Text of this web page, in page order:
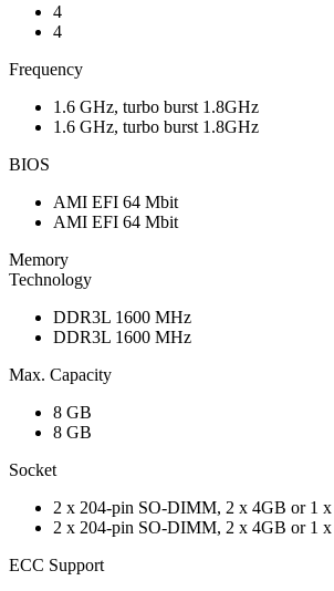
4
4
Frequency
1.6 GHz, turbo burst 1.8GHz
1.6 GHz, turbo burst 1.8GHz
BIOS
AMI EFI 64 Mbit
AMI EFI 64 Mbit
Memory
Technology
DDR3L 1600 MHz
DDR3L 1600 MHz
Max. Capacity
8 GB
8 GB
Socket
2 x 204-pin SO-DIMM, 2 x 4GB or 1
2 x 204-pin SO-DIMM, 2 x 4GB or 1
ECC Support